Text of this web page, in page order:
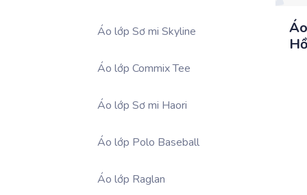
Áo lớp Sơ mi Skyline
Áo lớp Commix Tee
Áo lớp Sơ mi Haori
Áo lớp Polo Baseball
Áo lớp Raglan